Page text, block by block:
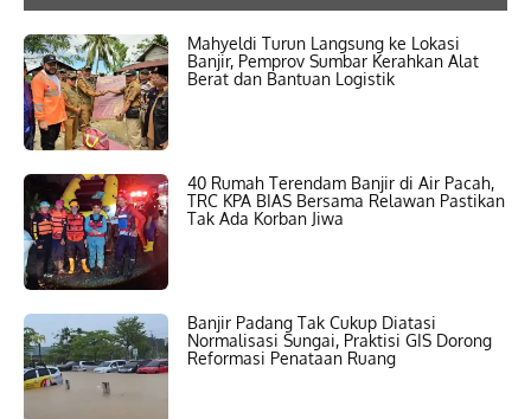
Mahyeldi Turun Langsung ke Lokasi
Banjir, Pemprov Sumbar Kerahkan Alat
Berat dan Bantuan Logistik
40 Rumah Terendam Banjir di Air Pacah,
TRC KPA BIAS Bersama Relawan Pastikan
Tak Ada Korban Jiwa
Banjir Padang Tak Cukup Diatasi
Normalisasi Sungai, Praktisi GIS Dorong
Reformasi Penataan Ruang